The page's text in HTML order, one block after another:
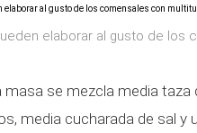
elaborar al gusto de los
masa se mezcla media
media cucharada de sal y